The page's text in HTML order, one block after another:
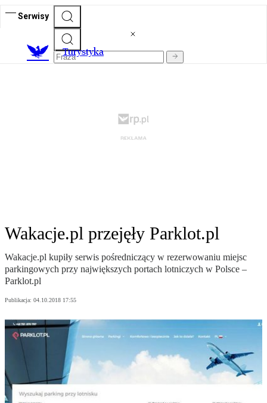
Serwisy
Turystyka
Wakacje.pl przejęły Parklot.pl
Wakacje.pl kupiły serwis pośredniczący w rezerwowaniu miejsc
parkingowych przy największych portach lotniczych w Polsce –
Parklot.pl
Publikacja: 04.10.2018 17:55